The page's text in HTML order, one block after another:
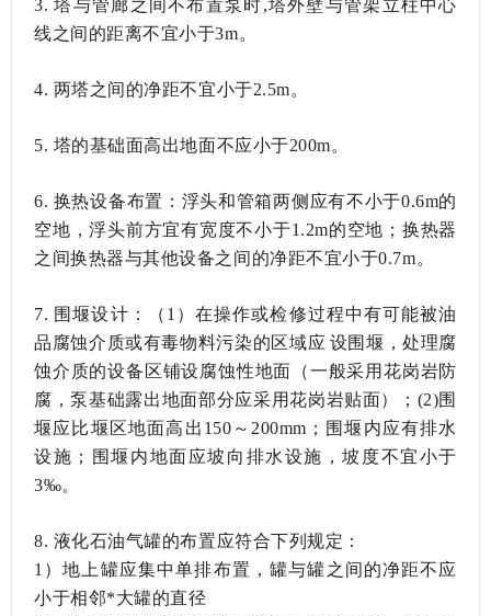
3.塔与管廊之间不布置泵时,塔外壁与管架立柱中心
线之间的距离不宜小于3m。
4. 两塔之间的净距不宜小于2.5m。
5. 塔的基础面高出地面不应小于200m。
6. 换热设备布置：浮头和管箱两侧应有不小于0.6m的
空地，浮头前方宜有宽度不小于1.2m的空地；换热器
之间换热器与其他设备之间的净距不宜小于0.7m。
7. 围堰设计：（ 1）在操作或检修过程中有可能被油
品腐蚀介质或有毒物料污染的区域应设围堰，处理腐
蚀介质的设备区铺设腐蚀性地面（一般采用花岗岩防
腐，泵基础露出地面部分应采用花岗岩贴面）；(2)围
堰应比堰区地面高出150～200mm；围堰内应有排水
设施；围堰内地面应坡向排水设施，坡度不宜小于
3‰。
8. 液化石油气罐的布置应符合下列规定：
1）地上罐应集中单排布置，罐与罐之间的净距不应
小于相邻*大罐的直径